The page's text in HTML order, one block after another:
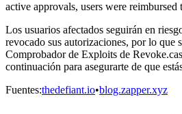
active approvals, users were reimbursed
Los usuarios afectados seguirán en
revocado sus autorizaciones, por lo que
Comprobador de Exploits de
continuación para asegurarte de que
Fuentes:thedefiant.io•blog.zapper.xyz